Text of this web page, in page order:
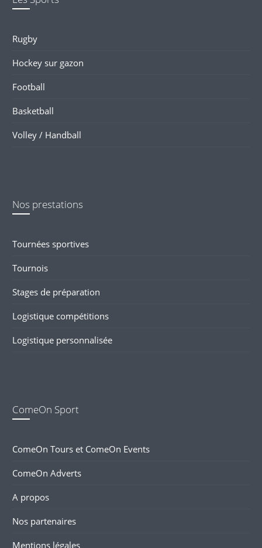
Rugby
Hockey sur gazon
Football
Basketball
Volley / Handball
Nos prestations
Tournées sportives
Tournois
Stages de préparation
Logistique compétitions
Logistique personnalisée
ComeOn Sport
ComeOn Tours et ComeOn Events
ComeOn Adverts
A propos
Nos partenaires
Mentions légales